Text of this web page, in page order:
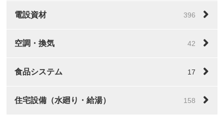
電設資材 396
空調・換気 42
食品システム 17
住宅設備（水廻り・給湯） 158